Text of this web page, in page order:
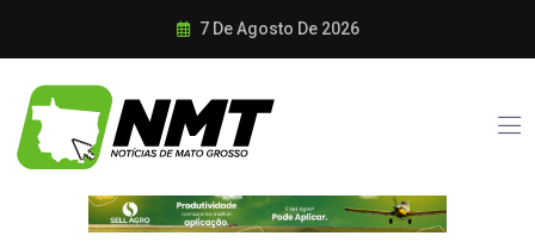
7 De Agosto De 2026